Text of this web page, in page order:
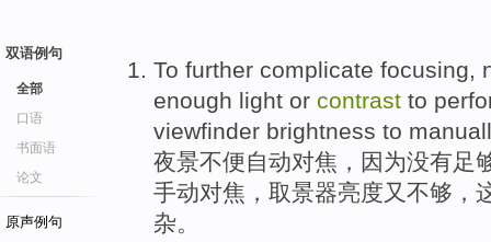
双语例句
全部
口语
书面语
论文
原声例句
To further complicate focusing,
enough light or contrast to
viewfinder brightness to
夜景不便自动对焦 ，因为没有足
手动对焦， 取景器亮度又 不够 ，
杂。